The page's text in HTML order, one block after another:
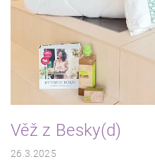
Věž z Besky(d)
26.3.2025